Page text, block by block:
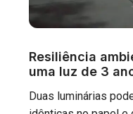
Resiliência
uma luz de 3
Duas luminárias